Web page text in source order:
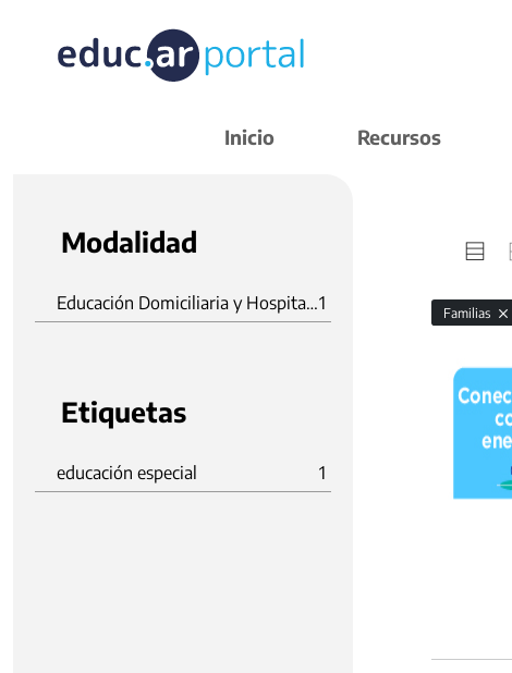
Inicio Recursos
Modalidad
Educación Domiciliaria y Hospitalaria1
Etiquetas
educación especial 1
Familias